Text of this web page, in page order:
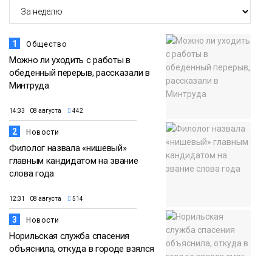
1 Общество
Можно ли уходить с работы в
обеденный перерыв, рассказали в
Минтруда
14:33 08 августа 442
2 Новости
Филолог назвала «нишевый»
главным кандидатом на звание
слова года
12:31 08 августа 514
3 Новости
Норильская служба спасения
объяснила, откуда в городе взялся